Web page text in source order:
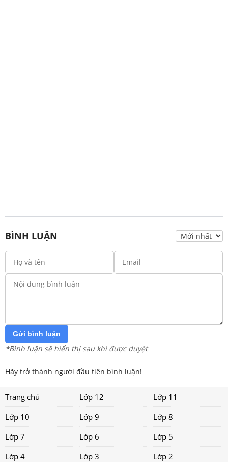
BÌNH LUẬN
Gửi bình luận
*Bình luận sẽ hiển thị sau khi được duyệt
Hãy trở thành người đầu tiên bình luận!
Trang chủ Lớp 12
Lớp 11
Lớp 10
Lớp 9
Lớp 8
Lớp 7
Lớp 6
Lớp 5
Lớp 4
Lớp 3 Lớp 2